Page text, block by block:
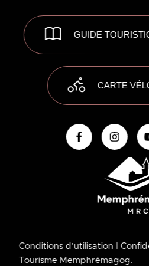
GUIDE
CARTE
Conditions d’utilisation |
Tourisme Memphrémagog.